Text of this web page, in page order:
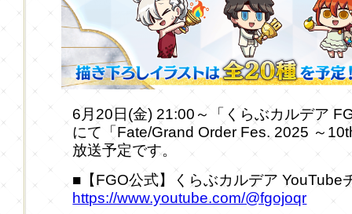
6月20日(金) 21:00～「くらぶカルデア
にて「Fate/Grand Order Fes. 2025 ～
放送予定です。
■【FGO公式】くらぶカルデア YouTube
https://www.youtube.com/@fgojoqr